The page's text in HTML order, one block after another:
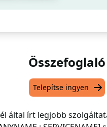
Összefoglaló
Telepítse ingyen
által írt legjobb